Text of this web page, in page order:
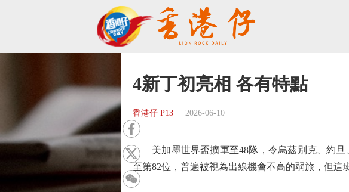
4新丁初亮相 各有特點
香港仔 P13 2026-06-10
美加墨世界盃擴軍至48隊，令烏茲別克、約旦
至第82位，普遍被視為出線機會不高的弱旅，但這